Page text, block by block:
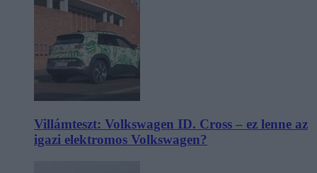
Villámteszt: Volkswagen ID. Cross – ez lenne az
igazi elektromos Volkswagen?